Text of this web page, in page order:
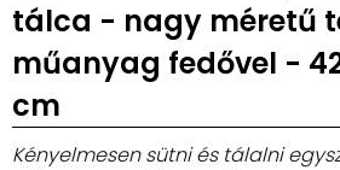
tálca - nagy méretű
műanyag fedővel -
cm
Kényelmesen sütni és tálalni